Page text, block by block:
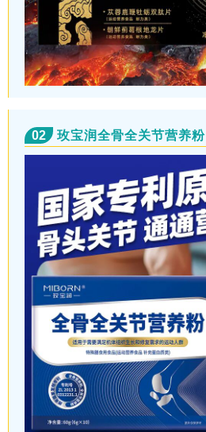
02 玫宝润全骨全关节营养粉